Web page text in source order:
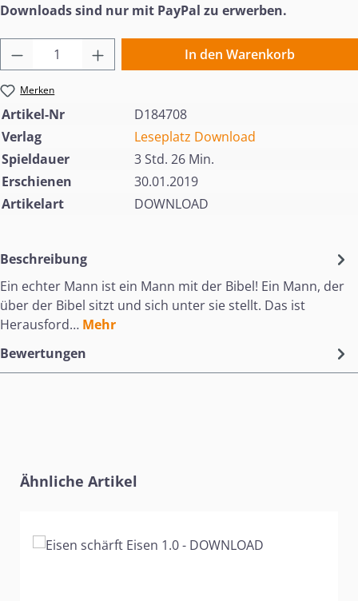
Downloads sind nur mit PayPal zu erwerben.
Produkt Anzahl: Gib den gewünschten
In den Warenkorb
Merken
Artikel-Nr
D184708
Verlag
Leseplatz Download
Spieldauer
3 Std. 26 Min.
Erschienen
30.01.2019
Artikelart
DOWNLOAD
Beschreibung
Ein echter Mann ist ein Mann mit der Bibel! Ein Mann, der
über der Bibel sitzt und sich unter sie stellt. Das ist
Herausford… Mehr
Bewertungen
Produktgalerie überspringen
Ähnliche Artikel